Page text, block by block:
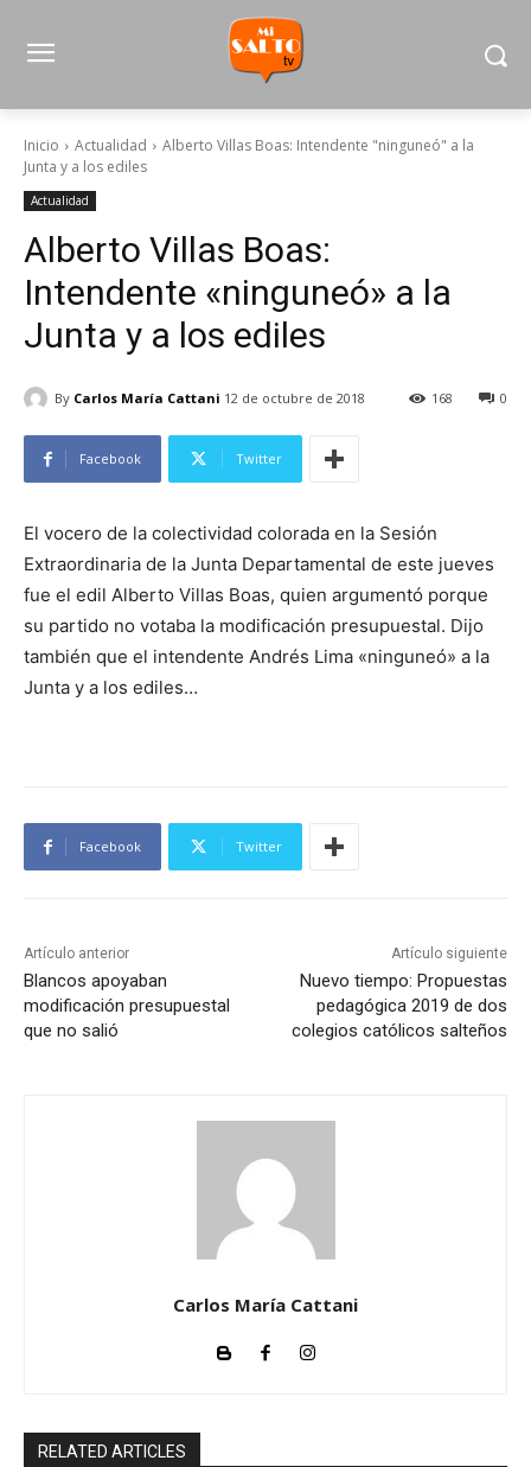
Inicio Actualidad
Alberto Villas Boas: Intendente "ninguneó" a la
Junta y a los ediles
Actualidad
Alberto Villas Boas:
Intendente «ninguneó» a la
Junta y a los ediles
By Carlos María Cattani 12 de octubre de 2018 0
168
Facebook Twitter
El vocero de la colectividad colorada en la Sesión
Extraordinaria de la Junta Departamental de este jueves
fue el edil Alberto Villas Boas, quien argumentó porque
su partido no votaba la modificación presupuestal. Dijo
también que el intendente Andrés Lima «ninguneó» a la
Junta y a los ediles…
Facebook Twitter
Artículo anterior
Blancos apoyaban
modificación presupuestal
que no salió
Artículo siguiente
Nuevo tiempo: Propuestas
pedagógica 2019 de dos
colegios católicos salteños
Carlos María Cattani
RELATED ARTICLES